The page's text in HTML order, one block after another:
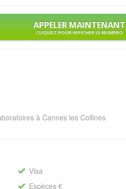
APPELER MAINTENANT
CLIQUEZ POUR AFFICHER LE NUMÉRO
à Cannes les Collines
Visa
Espèces €